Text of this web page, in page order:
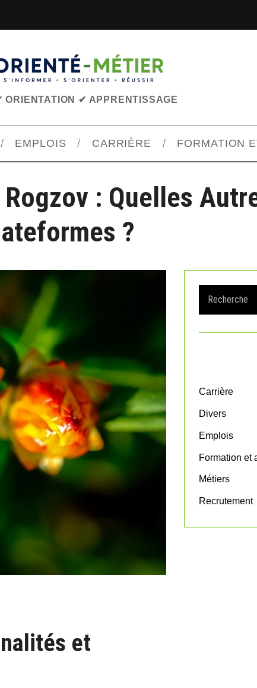
ORIENTATION ✔ APPRENTISSAGE
EMPLOIS CARRIÈRE FORMATION
: Quelles
?
et
a
r
o
Carrière
Divers
Emplois
Formation et
Métiers
Recrutement